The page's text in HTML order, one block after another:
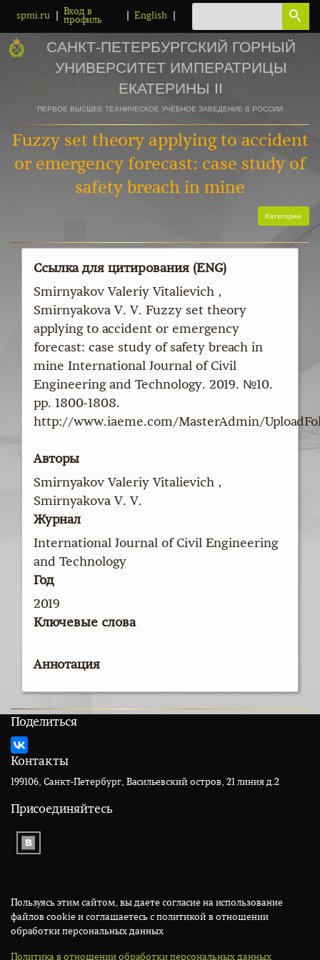
spmi.ru
Вход в
профиль
English
САНКТ-ПЕТЕРБУРГСКИЙ ГОРНЫЙ
УНИВЕРСИТЕТ ИМПЕРАТРИЦЫ
ЕКАТЕРИНЫ II
ПЕРВОЕ ВЫСШЕЕ ТЕХНИЧЕСКОЕ УЧЕБНОЕ ЗАВЕДЕНИЕ В РОССИИ
Fuzzy set theory applying to accident
or emergency forecast: case study of
safety breach in mine
Категории
Ссылка для цитирования (ENG)
Smirnyakov Valeriy Vitalievich ,
Smirnyakova V. V. Fuzzy set theory
applying to accident or emergency
forecast: case study of safety breach in
mine International Journal of Civil
Engineering and Technology. 2019. №10.
pp. 1800-1808.
http://www.iaeme.com/MasterAdmin/
Авторы
Smirnyakov Valeriy Vitalievich ,
Smirnyakova V. V.
Журнал
International Journal of Civil Engineering
and Technology
Год
2019
Ключевые слова
Аннотация
Поделиться
Контакты
199106, Санкт-Петербург, Васильевский остров, 21 линия д.2
Присоединяйтесь
Пользуясь этим сайтом, вы даете согласие на использование
файлов cookie и соглашаетесь с политикой в отношении
обработки персональных данных
Политика в отношении обработки персональных данных